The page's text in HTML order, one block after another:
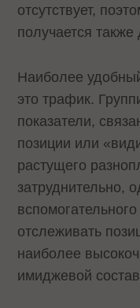
отсутствует,
получается
Наиболее
это трафик.
показатели,
позиции или
растущего
затруднительно,
отслеживать
наиболее
имиджевой